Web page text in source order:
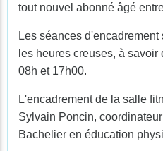
tout nouvel abonné âgé
Les séances
les heures creuses, à
08h et 17h00.
L'encadrement de la salle
Sylvain Poncin,
Bachelier en éducation